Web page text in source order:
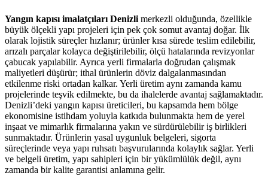
Yangın kapısı imalatçıları Denizli merkezli olduğunda, özellikle
büyük ölçekli yapı projeleri için pek çok somut avantaj doğar. İlk
olarak lojistik süreçler hızlanır; ürünler kısa sürede teslim edilebilir,
arızalı parçalar kolayca değiştirilebilir, ölçü hatalarında revizyonlar
çabucak yapılabilir. Ayrıca yerli firmalarla doğrudan çalışmak
maliyetleri düşürür; ithal ürünlerin döviz dalgalanmasından
etkilenme riski ortadan kalkar. Yerli üretim aynı zamanda kamu
projelerinde teşvik edilmekte, bu da ihalelerde avantaj sağlamaktadır.
Denizli’deki yangın kapısı üreticileri, bu kapsamda hem bölge
ekonomisine istihdam yoluyla katkıda bulunmakta hem de yerel
inşaat ve mimarlık firmalarına yakın ve sürdürülebilir iş birlikleri
sunmaktadır. Ürünlerin yasal uygunluk belgeleri, sigorta
süreçlerinde veya yapı ruhsatı başvurularında kolaylık sağlar. Yerli
ve belgeli üretim, yapı sahipleri için bir yükümlülük değil, aynı
zamanda bir kalite garantisi anlamına gelir.